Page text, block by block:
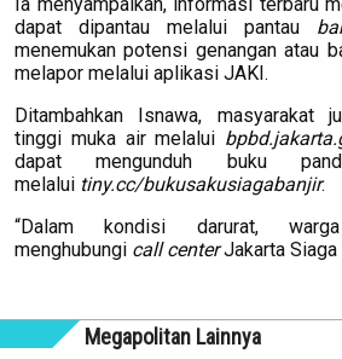
Ia menyampaikan, informasi terbaru
dapat dipantau melalui pantau
menemukan potensi genangan atau
melapor melalui aplikasi JAKI.
Ditambahkan Isnawa, masyarakat
tinggi muka air melalui
dapat mengunduh buku
melalui tiny.cc/bukusakusiagabanjir.
“Dalam kondisi darurat,
menghubungi call centerJakarta Siaga
Megapolitan Lainnya